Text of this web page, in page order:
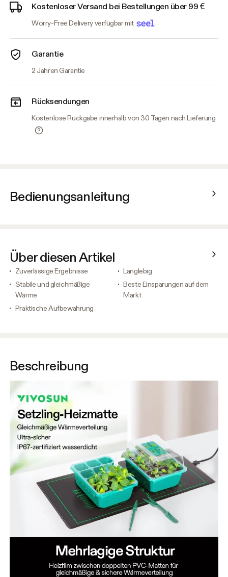
Kostenloser Versand bei Bestellungen über 99 €
Worry-Free Delivery verfügbar mit
Garantie
2 Jahren Garantie
Rücksendungen
Kostenlose Rückgabe innerhalb von 30 Tagen nach Lieferung
Bedienungsanleitung
Über diesen Artikel
Zuverlässige Ergebnisse
Langlebig
Stabile und gleichmäßige
Wärme
Beste Einsparungen auf dem
Markt
Praktische Aufbewahrung
Beschreibung